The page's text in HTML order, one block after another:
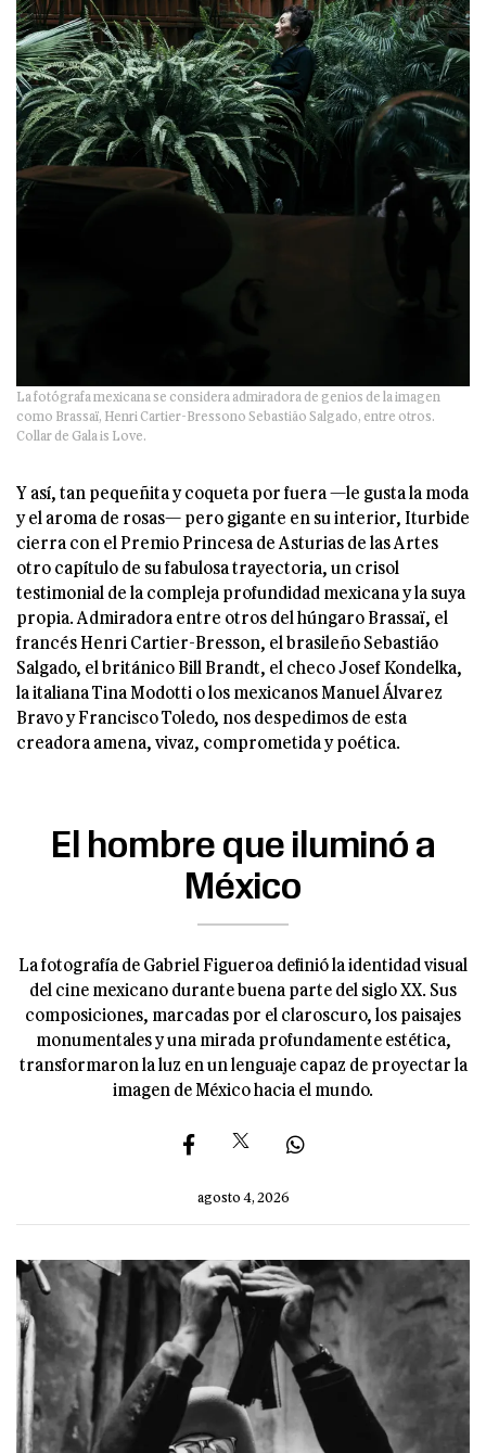
La fotógrafa mexicana se considera admiradora de genios de la imagen
como Brassaï, Henri Cartier-Bressono Sebastião Salgado, entre otros.
Collar de Gala is Love.
Y así, tan pequeñita y coqueta por fuera —le gusta la moda
y el aroma de rosas— pero gigante en su interior, Iturbide
cierra con el Premio Princesa de Asturias de las Artes
otro capítulo de su fabulosa trayectoria, un crisol
testimonial de la compleja profundidad mexicana y la suya
propia. Admiradora entre otros del húngaro Brassaï, el
francés Henri Cartier-Bresson, el brasileño Sebastião
Salgado, el británico Bill Brandt, el checo Josef Kondelka,
la italiana Tina Modotti o los mexicanos Manuel Álvarez
Bravo y Francisco Toledo, nos despedimos de esta
creadora amena, vivaz, comprometida y poética.
El hombre que iluminó a
México
La fotografía de Gabriel Figueroa definió la identidad visual
del cine mexicano durante buena parte del siglo XX. Sus
composiciones, marcadas por el claroscuro, los paisajes
monumentales y una mirada profundamente estética,
transformaron la luz en un lenguaje capaz de proyectar la
imagen de México hacia el mundo.
agosto 4, 2026